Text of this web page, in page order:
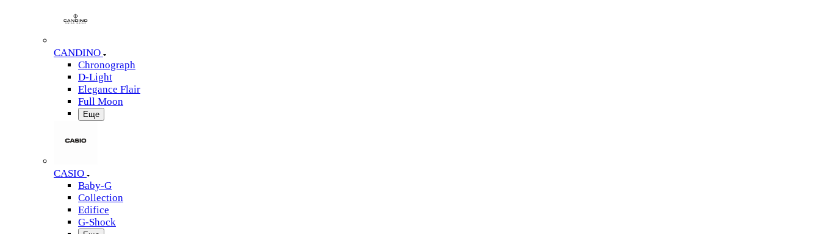
CANDINO
Chronograph
D-Light
Elegance Flair
Full Moon
Еще
CASIO
Baby-G
Collection
Edifice
G-Shock